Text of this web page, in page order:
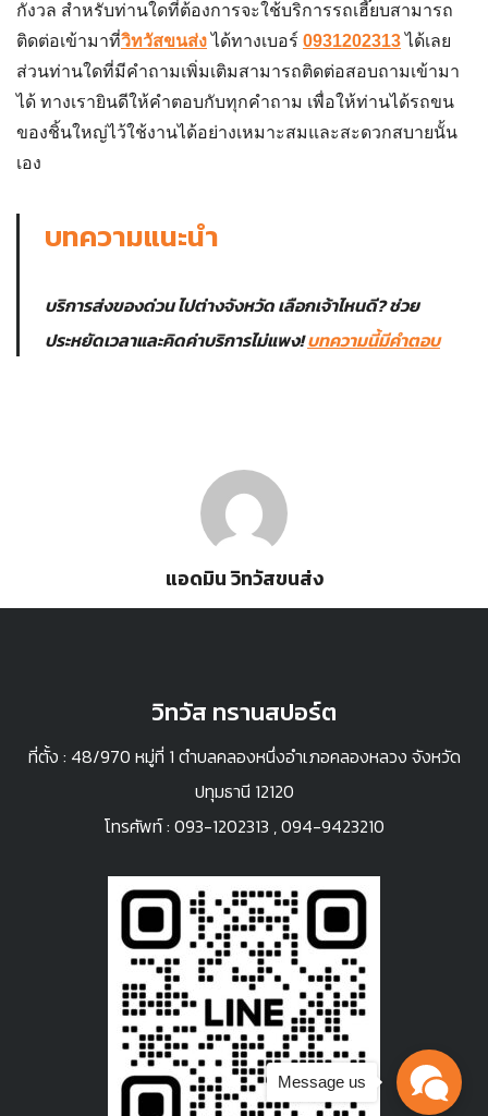
กังวล สำหรับท่านใดที่ต้องการจะใช้บริการรถเฮี๊ยบสามารถ
ติดต่อเข้ามาที่วิทวัสขนส่งได้ทางเบอร์ 0931202313ได้เลย
ส่วนท่านใดที่มีคำถามเพิ่มเติมสามารถติดต่อสอบถามเข้ามา
ได้ ทางเรายินดีให้คำตอบกับทุกคำถาม เพื่อให้ท่านได้รถขน
ของชิ้นใหญ่ไว้ใช้งานได้อย่างเหมาะสมและสะดวกสบายนั้น
เอง
บทความแนะนำ
บริการส่งของด่วน ไปต่างจังหวัด เลือกเจ้าไหนดี? ช่วย
ประหยัดเวลาและคิดค่าบริการไม่แพง!บทความนี้มีคำตอบ
แอดมิน วิทวัสขนส่ง
วิทวัส ทรานสปอร์ต
ที่ตั้ง : 48/970 หมู่ที่ 1 ตำบลคลองหนึ่งอำเภอคลองหลวง จังหวัด
ปทุมธานี 12120
โทรศัพท์ : 093-1202313 ,094-9423210
Message us